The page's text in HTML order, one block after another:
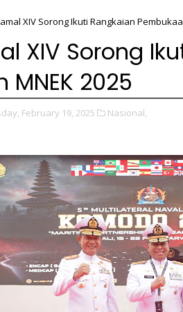
XIV Sorong Ikuti Rangkaian
XIV Sorong
2025
February 19, 2025 Nasional,